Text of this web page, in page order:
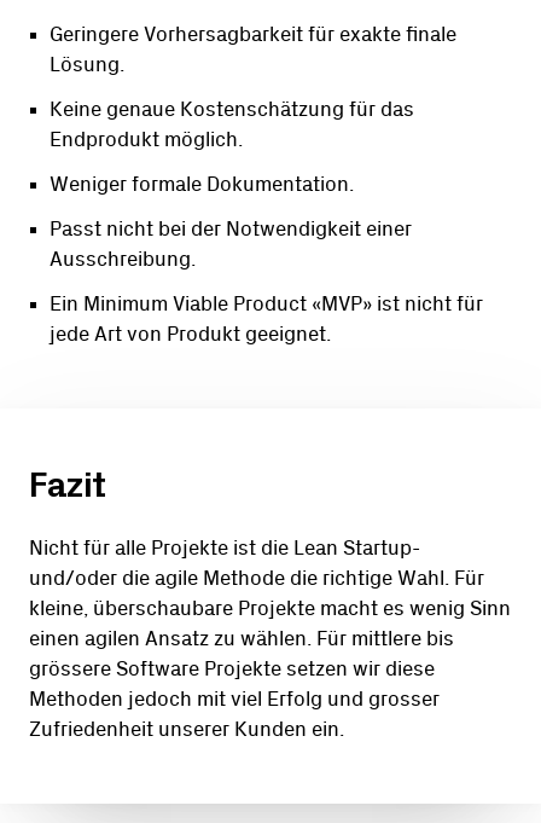
Geringere Vorhersagbarkeit für exakte finale
Lösung.
Keine genaue Kostenschätzung für das
Endprodukt möglich.
Weniger formale Dokumentation.
Passt nicht bei der Notwendigkeit einer
Ausschreibung.
Ein Minimum Viable Product «MVP» ist nicht für
jede Art von Produkt geeignet.
Fazit
Nicht für alle Projekte ist die Lean Startup-
und/oder die agile Methode die richtige Wahl. Für
kleine, überschaubare Projekte macht es wenig Sinn
einen agilen Ansatz zu wählen. Für mittlere bis
grössere Software Projekte setzen wir diese
Methoden jedoch mit viel Erfolg und grosser
Zufriedenheit unserer Kunden ein.